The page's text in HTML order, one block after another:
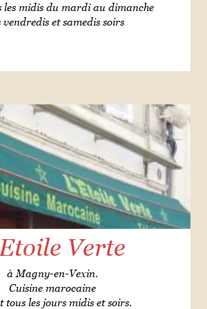
les midis du mardi au dimanche
vendredis et samedis soirs
Verte
à Magny-en-Vexin.
Cuisine marocaine
tous les jours midis et soirs.